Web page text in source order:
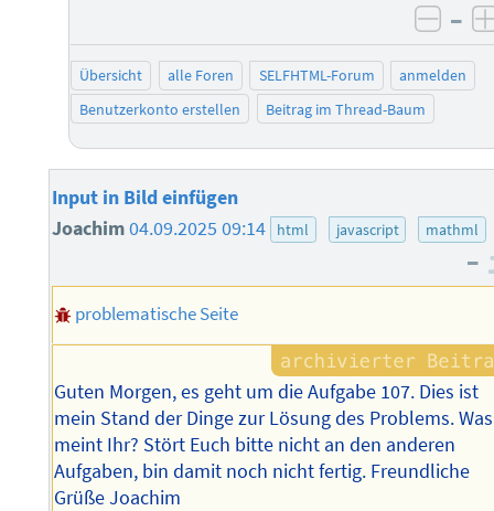
–
Übersicht alle Foren SELFHTML-Forum
anmelden
Benutzerkonto erstellen
Beitrag im Thread-Baum
Input in Bild einfügen
Joachim04.09.2025 09:14 html javascript mathml
–
problematische Seite
Guten Morgen, es geht um die Aufgabe 107. Dies ist
mein Stand der Dinge zur Lösung des Problems. Was
meint Ihr? Stört Euch bitte nicht an den anderen
Aufgaben, bin damit noch nicht fertig. Freundliche
Grüße Joachim